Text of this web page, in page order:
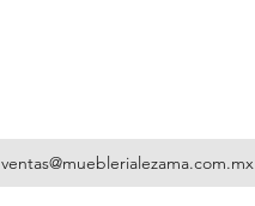
ventas@mueblerialezama.com.mx